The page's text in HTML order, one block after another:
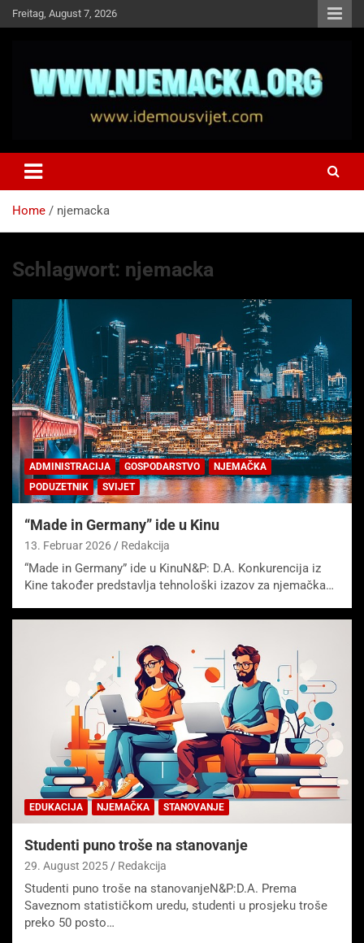
Skip
to
Freitag, August 7, 2026
Idemo u Svijet-Njemacka!
Home njemacka
Schlagwort: njemacka
ADMINISTRACIJA GOSPODARSTVO
NJEMAČKA
PODUZETNIK
SVIJET
“Made in Germany” ide u Kinu
13. Februar 2026 Redakcija
“Made in Germany” ide u KinuN&P: D.A. Konkurencija iz
Kine također predstavlja tehnološki izazov za njemačka…
EDUKACIJA NJEMAČKA STANOVANJE
Studenti puno troše na stanovanje
29. August 2025 Redakcija
Studenti puno troše na stanovanjeN&P:D.A. Prema
Saveznom statističkom uredu, studenti u prosjeku troše
preko 50 posto…